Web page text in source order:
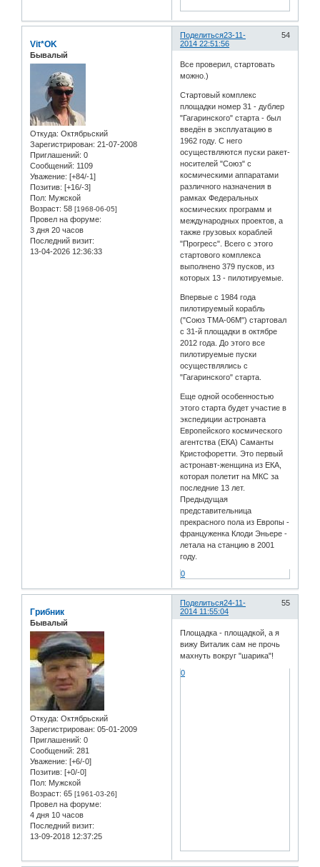
Поделиться 54
23-11-
2014 22:51:56
Vit*OK
Бывалый
Откуда: Oктябрьский
Зарегистрирован: 21-07-2008
Приглашений: 0
Сообщений: 1109
Уважение: [+84/-1]
Позитив: [+16/-3]
Пол: Мужской
Возраст: 58 [1968-06-05]
Провел на форуме:
3 дня 20 часов
Последний визит:
13-04-2026 12:36:33
Все проверил, стартовать
можно.)
Стартовый комплекс
площадки номер 31 - дублер
"Гагаринского" старта - был
введён в эксплуатацию в
1962 году. С него
осуществляются пуски ракет-
носителей "Союз" с
космическими аппаратами
различного назначения в
рамках Федеральных
космических программ и
международных проектов, а
также грузовых кораблей
"Прогресс". Всего с этого
стартового комплекса
выполнено 379 пусков, из
которых 13 - пилотируемые.
Впервые с 1984 года
пилотируемый корабль
("Союз ТМА-06М") стартовал
с 31-й площадки в октябре
2012 года. До этого все
пилотируемые пуски
осуществлялись с
"Гагаринского" старта.
Еще одной особенностью
этого старта будет участие в
экспедиции астронавта
Европейского космического
агентства (ЕКА) Саманты
Кристофоретти. Это первый
астронавт-женщина из ЕКА,
которая полетит на МКС за
последние 13 лет.
Предыдущая
представительница
прекрасного пола из Европы -
француженка Клоди Эньере -
летала на станцию в 2001
году.
0
Поделиться 55
24-11-
2014 11:55:04
Грибник
Бывалый
Откуда: Октябрьский
Зарегистрирован: 05-01-2009
Приглашений: 0
Сообщений: 281
Уважение: [+6/-0]
Позитив: [+0/-0]
Пол: Мужской
Возраст: 65 [1961-03-26]
Провел на форуме:
4 дня 10 часов
Последний визит:
13-09-2018 12:37:25
Площадка - площадкой, а я
вижу Виталик сам не прочь
махнуть вокруг "шарика"!
0